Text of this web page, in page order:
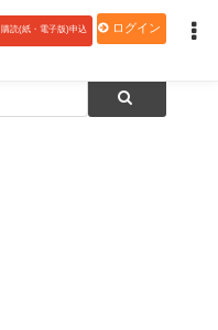
購読(紙・電子版)申込 ログイン